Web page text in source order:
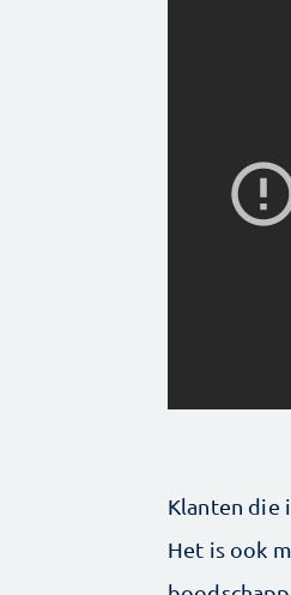
Klanten die
Het is ook